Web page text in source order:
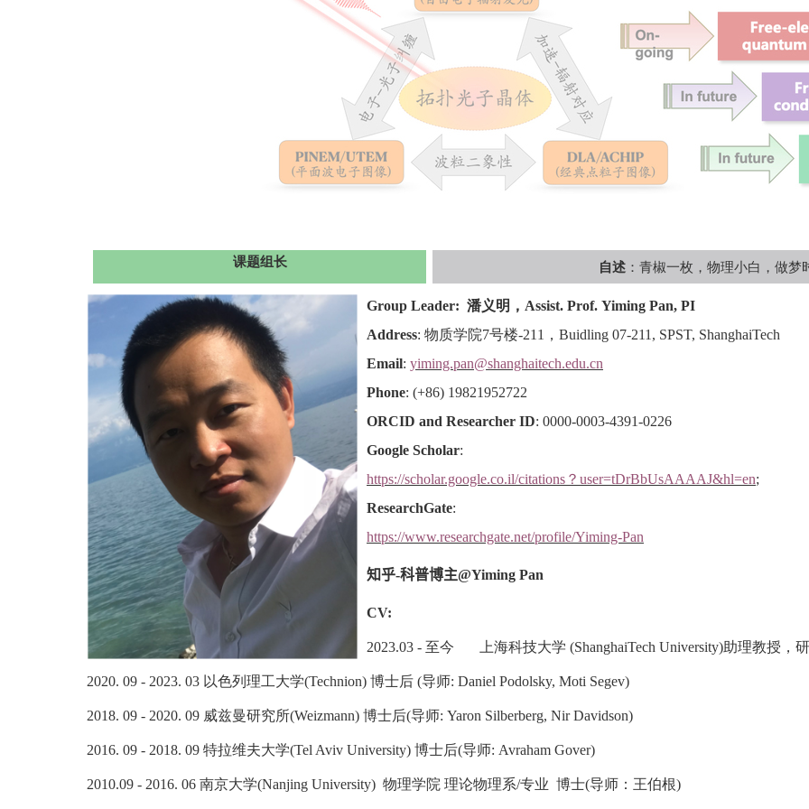
课题组长 自述：青椒一枚，物理小白，做梦
Group Leader: 潘义明，Assist. Prof. Yiming Pan, PI
Address: 物质学院7号楼-211，Buidling 07-211, SPST, ShanghaiTech
Email: yiming.pan@shanghaitech.edu.cn
Phone: (+86) 19821952722
ORCID and Researcher ID: 0000-0003-4391-0226
Google Scholar:
https://scholar.google.co.il/citations？user=tDrBbUsAAAAJ&hl=en;
ResearchGate:
https://www.researchgate.net/profile/Yiming-Pan
知乎-科普博主@Yiming Pan
CV:
2023.03 - 至今 上海科技大学 (ShanghaiTech University)助理教授，
2020. 09 - 2023. 03 以色列理工大学(Technion) 博士后 (导师: Daniel Podolsky, Moti Segev)
2018. 09 - 2020. 09 威兹曼研究所(Weizmann) 博士后(导师: Yaron Silberberg, Nir Davidson)
2016. 09 - 2018. 09 特拉维夫大学(Tel Aviv University) 博士后(导师: Avraham Gover)
2010.09 - 2016. 06 南京大学(Nanjing University) 物理学院 理论物理系/专业 博士(导师：王伯根)